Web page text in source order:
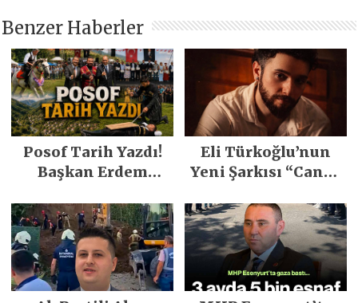
Benzer Haberler
Posof Tarih Yazdı!
Başkan Erdem
Emeğiyle Son
Yılların En Büyük
Festivali
Gerçekleşti
Eli Türkoğlu’nun
Yeni Şarkısı “Canın
İlgi Gördü!..